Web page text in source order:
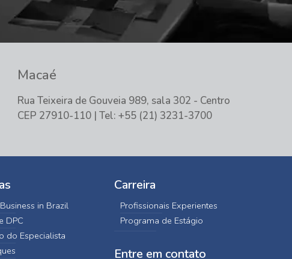
Macaé
Rua Teixeira de Gouveia 989, sala 302 - Centro
CEP 27910-110 | Tel: +55 (21) 3231-3700
in Brazil
DPC
do Especialista
Carreira
Profissionais Experientes
Programa de Estágio
Entre em contato